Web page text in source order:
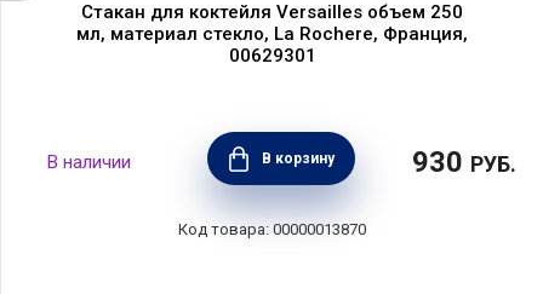
Стакан для коктейля Versailles объем 250
мл, материал стекло, La Rochere, Франция,
00629301
В корзину 930 РУБ.
00000013870